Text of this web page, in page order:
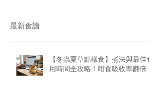
最新食譜
【冬蟲夏草點樣食】煮法與最佳食
用時間全攻略！咁食吸收率翻倍